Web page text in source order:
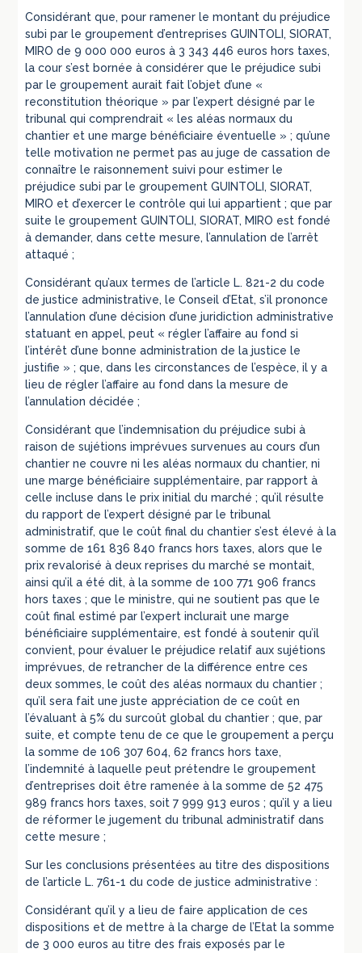
Considérant que, pour ramener le montant du préjudice
subi par le groupement d’entreprises GUINTOLI, SIORAT,
MIRO de 9 000 000 euros à 3 343 446 euros hors taxes,
la cour s’est bornée à considérer que le préjudice subi
par le groupement aurait fait l’objet d’une «
reconstitution théorique » par l’expert désigné par le
tribunal qui comprendrait « les aléas normaux du
chantier et une marge bénéficiaire éventuelle » ; qu’une
telle motivation ne permet pas au juge de cassation de
connaître le raisonnement suivi pour estimer le
préjudice subi par le groupement GUINTOLI, SIORAT,
MIRO et d’exercer le contrôle qui lui appartient ; que par
suite le groupement GUINTOLI, SIORAT, MIRO est fondé
à demander, dans cette mesure, l’annulation de l’arrêt
attaqué ;
Considérant qu’aux termes de l’article L. 821-2 du code
de justice administrative, le Conseil d’Etat, s’il prononce
l’annulation d’une décision d’une juridiction administrative
statuant en appel, peut « régler l’affaire au fond si
l’intérêt d’une bonne administration de la justice le
justifie » ; que, dans les circonstances de l’espèce, il y a
lieu de régler l’affaire au fond dans la mesure de
l’annulation décidée ;
Considérant que l’indemnisation du préjudice subi à
raison de sujétions imprévues survenues au cours d’un
chantier ne couvre ni les aléas normaux du chantier, ni
une marge bénéficiaire supplémentaire, par rapport à
celle incluse dans le prix initial du marché ; qu’il résulte
du rapport de l’expert désigné par le tribunal
administratif, que le coût final du chantier s’est élevé à la
somme de 161 836 840 francs hors taxes, alors que le
prix revalorisé à deux reprises du marché se montait,
ainsi qu’il a été dit, à la somme de 100 771 906 francs
hors taxes ; que le ministre, qui ne soutient pas que le
coût final estimé par l’expert inclurait une marge
bénéficiaire supplémentaire, est fondé à soutenir qu’il
convient, pour évaluer le préjudice relatif aux sujétions
imprévues, de retrancher de la différence entre ces
deux sommes, le coût des aléas normaux du chantier ;
qu’il sera fait une juste appréciation de ce coût en
l’évaluant à 5% du surcoût global du chantier ; que, par
suite, et compte tenu de ce que le groupement a perçu
la somme de 106 307 604, 62 francs hors taxe,
l’indemnité à laquelle peut prétendre le groupement
d’entreprises doit être ramenée à la somme de 52 475
989 francs hors taxes, soit 7 999 913 euros ; qu’il y a lieu
de réformer le jugement du tribunal administratif dans
cette mesure ;
Sur les conclusions présentées au titre des dispositions
de l’article L. 761-1 du code de justice administrative :
Considérant qu’il y a lieu de faire application de ces
dispositions et de mettre à la charge de l’Etat la somme
de 3 000 euros au titre des frais exposés par le